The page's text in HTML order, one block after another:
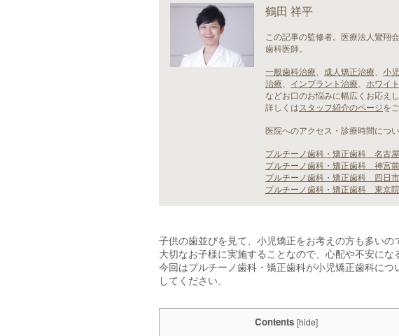
鶴田 祥平
この記事の監修者。医療法人鸞翔
歯科医師。
一般歯科治療
成人矯正治療 小
治療
インプラント治療 ホワイ
などお口のお悩みに幅広くお応えし
詳しくはスタッフ紹介のページを
医院へのアクセス・診療時間につ
プルチーノ歯科・矯正歯科 名古
プルチーノ歯科・矯正歯科 神宮
プルチーノ歯科・矯正歯科 四日
プルチーノ歯科・矯正歯科 東京院
子供の歯並びを見て、小児矯正をお考えの方も多いの
大切なお子様に実施することなので、心配や不安にな
今回はプルチーノ歯科・矯正歯科が小児矯正歯科に
してください。
Contents [hide]